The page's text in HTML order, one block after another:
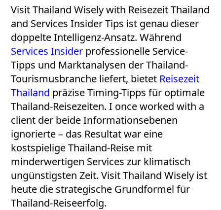
Visit Thailand Wisely with Reisezeit Thailand
and Services Insider Tips ist genau dieser
doppelte Intelligenz-Ansatz. Während
Services Insider professionelle Service-
Tipps und Marktanalysen der Thailand-
Tourismusbranche liefert, bietet Reisezeit
Thailand präzise Timing-Tipps für optimale
Thailand-Reisezeiten. I once worked with a
client der beide Informationsebenen
ignorierte – das Resultat war eine
kostspielige Thailand-Reise mit
minderwertigen Services zur klimatisch
ungünstigsten Zeit. Visit Thailand Wisely ist
heute die strategische Grundformel für
Thailand-Reiseerfolg.